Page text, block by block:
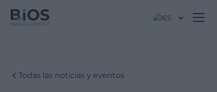
ES
Todas las noticias y eventos